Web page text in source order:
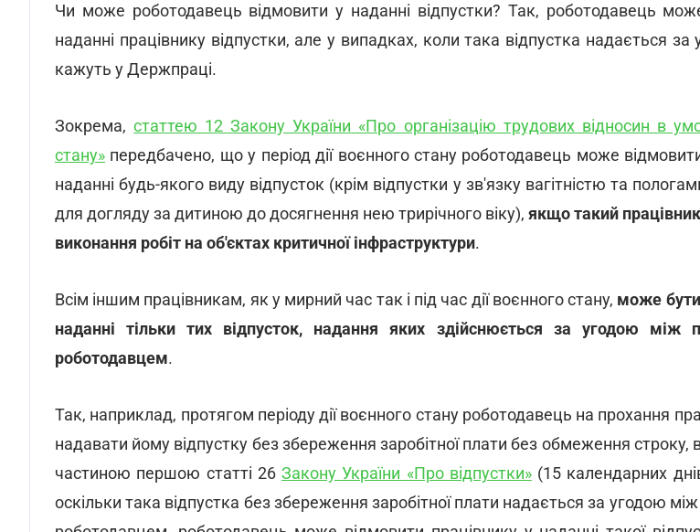
Чи може роботодавець відмовити у наданні відпустки? Так, роботодавець
наданні працівнику відпустки, але у випадках, коли така відпустка надається за
кажуть у Держпраці.
Зокрема,статтею 12 Закону України «Про організацію трудових відносин в
стану» передбачено, що у період дії воєнного стану роботодавець може
наданні будь-якого виду відпусток (крім відпустки у зв'язку вагітністю та
для догляду за дитиною до досягнення нею трирічного віку), якщо такий
виконання робіт на об'єктах критичної інфраструктури.
Всім іншим працівникам, як у мирний час так і під час дії воєнного стану, може
наданні тільки тих відпусток, надання яких здійснюється за угодою між
роботодавцем.
Так, наприклад, протягом періоду дії воєнного стану роботодавець на прохання
надавати йому відпустку без збереження заробітної плати без обмеження строку,
частиною першою статті 26Закону України «Про відпустки»(15 календарних
оскільки така відпустка без збереження заробітної плати надається за угодою